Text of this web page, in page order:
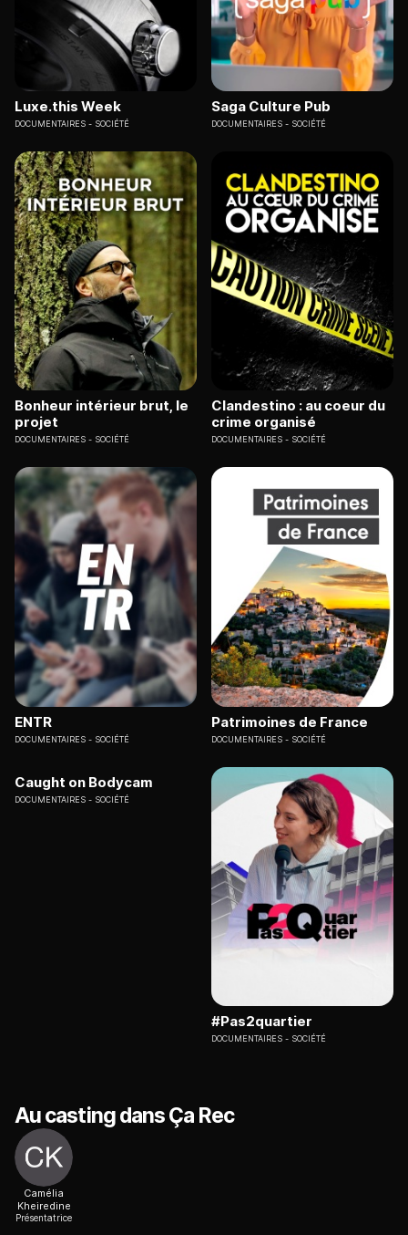
Luxe.this Week
DOCUMENTAIRES SOCIÉTÉ
Saga Culture Pub
DOCUMENTAIRES SOCIÉTÉ
Bonheur intérieur brut, le
projet
DOCUMENTAIRES SOCIÉTÉ
Clandestino : au coeur du
crime organisé
DOCUMENTAIRES SOCIÉTÉ
ENTR
DOCUMENTAIRES SOCIÉTÉ
Patrimoines de France
DOCUMENTAIRES SOCIÉTÉ
Caught on Bodycam
DOCUMENTAIRES SOCIÉTÉ
#Pas2quartier
DOCUMENTAIRES SOCIÉTÉ
Au casting dans Ça Rec
Camélia
Kheiredine
Présentatrice